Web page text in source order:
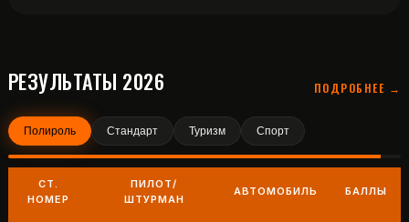
РЕЗУЛЬТАТЫ 2026 ПОДРОБНЕЕ →
Полироль Стандарт Туризм Спорт
СТ.
НОМЕР
ПИЛОТ/
ШТУРМАН
АВТОМОБИЛЬ БАЛЛЫ